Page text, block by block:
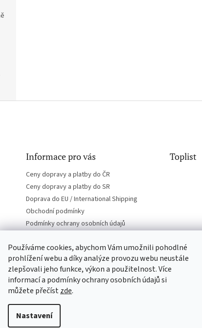
Používáme cookies, abychom Vám umožnili pohodlné
prohlížení webu a díky analýze provozu webu neustále
zlepšovali jeho funkce, výkon a použitelnost. Více
informací a podmínky ochrany osobních údajů si
můžete přečístzde.
Nastavení
distribuce, a až
titulky.
Informace pro vás
Ceny dopravy a platby do ČR
Ceny dopravy a platby do SR
Doprava do EU / International Shipping
Obchodní podmínky
Podmínky ochrany osobních údajů
Toplist
CD-Soundtrack.cz CD-hudba.cz
vyhrazena.Upravit nastavení cookies